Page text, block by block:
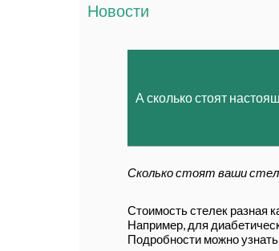
Новости
А сколько стоят
Сколько стоят ваши
Стоимость стелек разная
Например, для
Подробности можно